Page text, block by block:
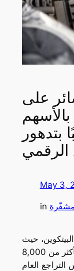
على
بالأسهم
بتدهور
May 3,
in
حيث
انخفضت العملة الرقمية الرئيسية بأكثر من 8,000
العام